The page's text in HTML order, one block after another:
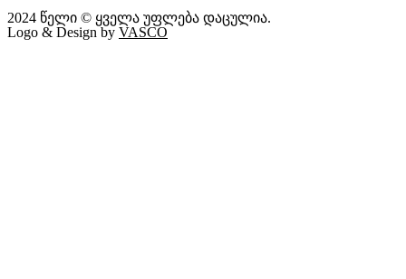
2024 წელი © ყველა უფლება დაცულია.
Logo & Design by VASCO